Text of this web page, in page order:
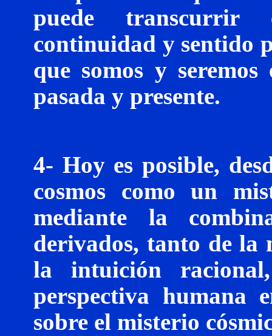
puede transcurrir
continuidad y sentido
que somos y
pasada y presente.
4- Hoy es posible,
cosmos como un
mediante la
derivados, tanto de la
la intuición
perspectiva humana
sobre el misterio